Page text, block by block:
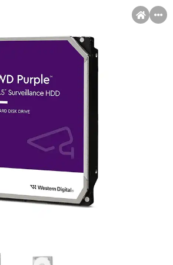
Pomoć pri kupovini
prikazanih kartica ispod.